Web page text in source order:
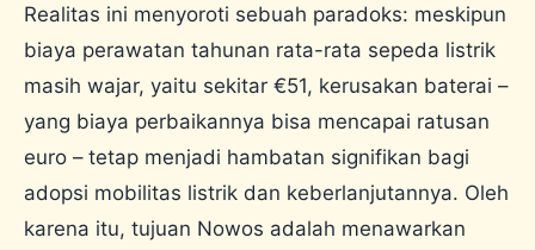
Realitas ini menyoroti sebuah paradoks: meskipun
biaya perawatan tahunan rata-rata sepeda listrik
masih wajar, yaitu sekitar €51, kerusakan baterai –
yang biaya perbaikannya bisa mencapai ratusan
euro – tetap menjadi hambatan signifikan bagi
adopsi mobilitas listrik dan keberlanjutannya. Oleh
karena itu, tujuan Nowos adalah menawarkan